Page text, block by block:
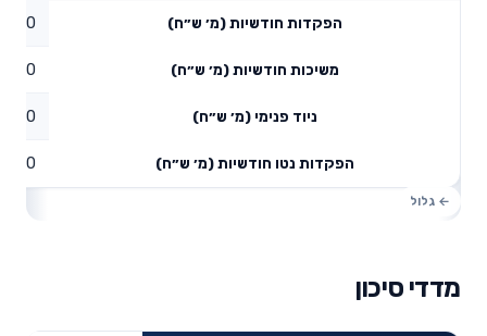
הפקדות חודשיות (מ׳ ש״ח) 0
משיכות חודשיות (מ׳ ש״ח) 0
ניוד פנימי (מ׳ ש״ח) 0
הפקדות נטו חודשיות (מ׳ ש״ח) 0
מדדי סיכון